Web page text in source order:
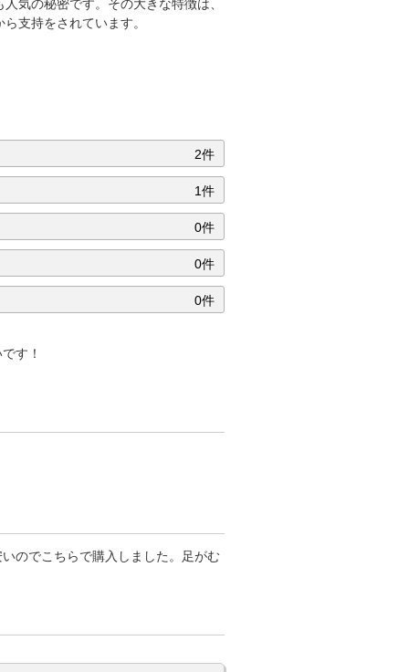
気の秘密です。その大きな特徴は、
支持をされています。
2件
1件
0件
0件
0件
す！
のでこちらで購入しました。足がむ